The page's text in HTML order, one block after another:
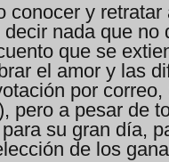
conocer y
nada que
que se
el amor y las
por
pero a pesar de
su gran día,
de los